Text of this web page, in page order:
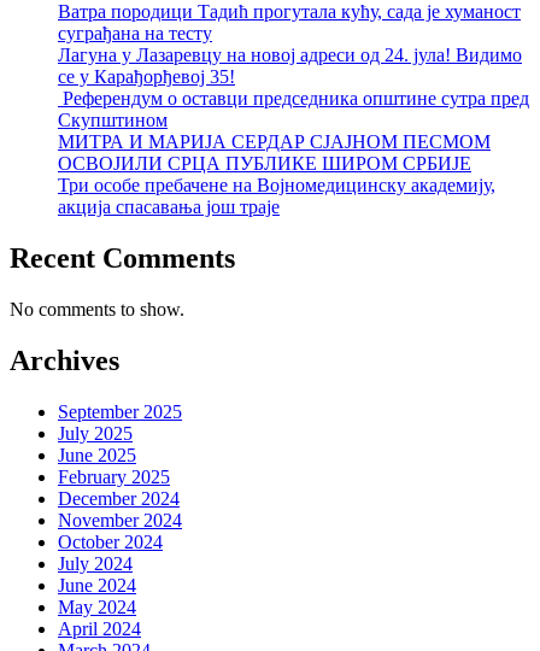
Ватра породици Тадић прогутала кућу, сада је хуманост
суграђана на тесту
Лагуна у Лазаревцу на новој адреси од 24. јула! Видимо
се у Карађорђевој 35!
Референдум о оставци председника општине сутра пред
Скупштином
МИТРА И МАРИЈА СЕРДАР СЈАЈНОМ ПЕСМОМ
ОСВОЈИЛИ СРЦА ПУБЛИКЕ ШИРОМ СРБИЈЕ
Три особе пребачене на Војномедицинску академију,
акција спасавања још траје
Recent Comments
No comments to show.
Archives
September 2025
July 2025
June 2025
February 2025
December 2024
November 2024
October 2024
July 2024
June 2024
May 2024
April 2024